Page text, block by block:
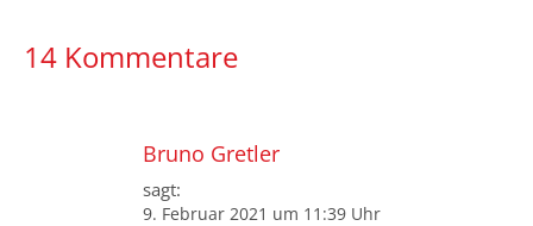
14 Kommentare
Bruno Gretler
sagt:
9. Februar 2021 um 11:39 Uhr